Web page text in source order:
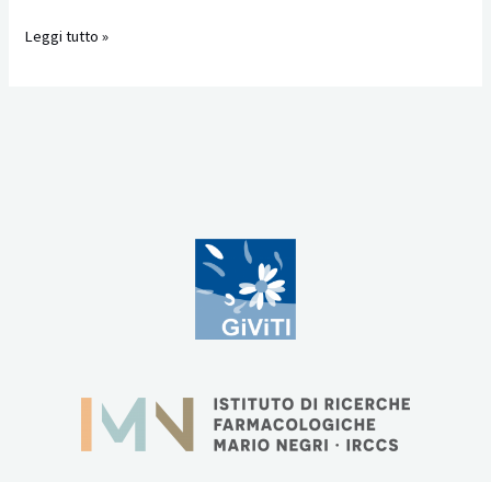
a
Leggi tutto »